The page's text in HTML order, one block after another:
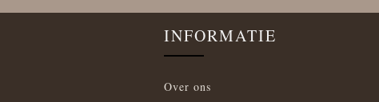
INFORMATIE
Over ons